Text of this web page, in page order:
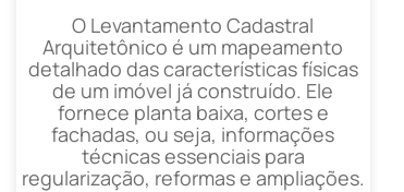
O Levantamento Cadastral
Arquitetônico é um mapeamento
detalhado das características físicas
de um imóvel já construído. Ele
fornece planta baixa, cortes e
fachadas, ou seja, informações
técnicas essenciais para
regularização, reformas e ampliações.